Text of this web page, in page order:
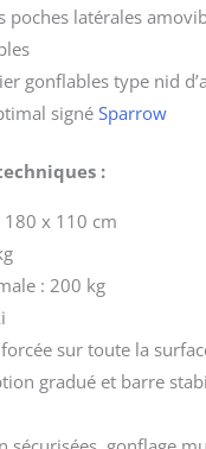
poches latérales
gonflables type nid
signéSparrow
:
x 110 cm
: 200 kg
sur toute la
gradué et barre